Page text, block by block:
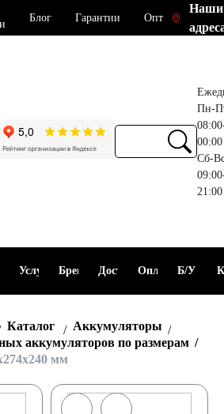
Блог Гарантии Опт
Наши
Пн-
00:00
Сб-
21:00
Подбор
АКБ
Услуги Бренды ДоставкаОплата Б/У
Каталог
Аккумуляторы
аккумуляторов по размерам
мм